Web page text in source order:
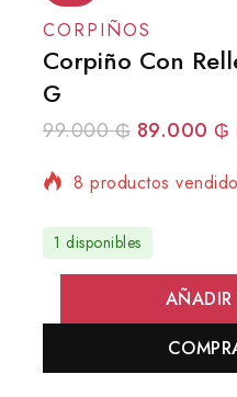
CORPIÑOS
Corpiño Con
G
99.000₲ 89.000 ₲
8 productos
en su carrito
1 disponibles